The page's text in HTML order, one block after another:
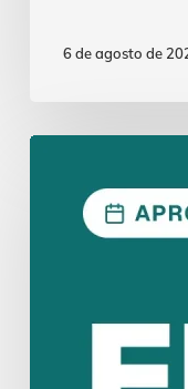
6 de agosto de
Aprovação
Estratégica